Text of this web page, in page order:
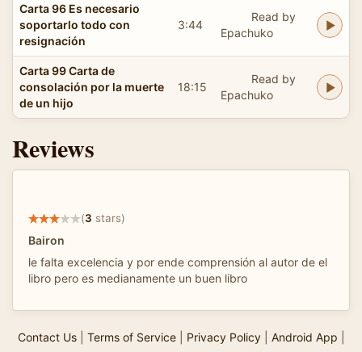
Carta 96 Es necesario
soportarlo todo con
resignación
3:44
Read by
Epachuko
Carta 99 Carta de
consolación por la muerte
de un hijo
18:15
Read by
Epachuko
Reviews
(3 stars)
Bairon
le falta excelencia y por ende comprensión al autor de el
libro pero es medianamente un buen libro
Contact Us| Terms of Service| Privacy Policy| Android App